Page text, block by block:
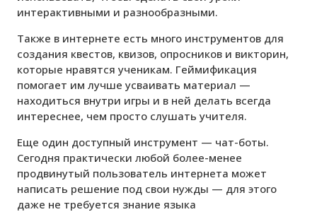
интерактивными и разнообразными.
Также в интернете есть много инструментов для
создания квестов, квизов, опросников и викторин,
которые нравятся ученикам. Геймификация
помогает им лучше усваивать материал —
находиться внутри игры и в ней делать всегда
интереснее, чем просто слушать учителя.
Еще один доступный инструмент — чат-боты.
Сегодня практически любой более-менее
продвинутый пользователь интернета может
написать решение под свои нужды — для этого
даже не требуется знание языка